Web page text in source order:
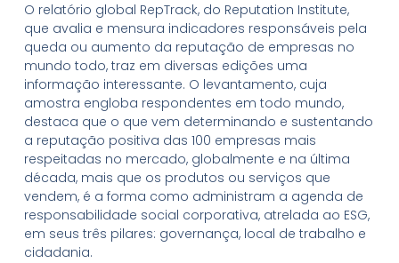
O relatório global RepTrack, do Reputation Institute,
que avalia e mensura indicadores responsáveis pela
queda ou aumento da reputação de empresas no
mundo todo, traz em diversas edições uma
informação interessante. O levantamento, cuja
amostra engloba respondentes em todo mundo,
destaca que o que vem determinando e sustentando
a reputação positiva das 100 empresas mais
respeitadas no mercado, globalmente e na última
década, mais que os produtos ou serviços que
vendem, é a forma como administram a agenda de
responsabilidade social corporativa, atrelada ao ESG,
em seus três pilares: governança, local de trabalho e
cidadania.